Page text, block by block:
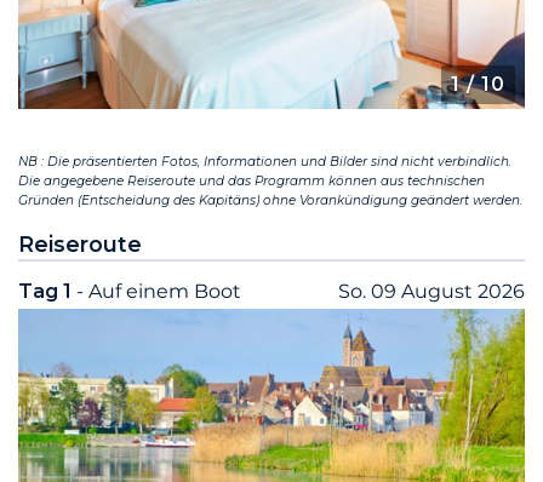
1/ 10
NB : Die präsentierten Fotos, Informationen und Bilder sind nicht verbindlich.
Die angegebene Reiseroute und das Programm können aus technischen
Gründen (Entscheidung des Kapitäns) ohne Vorankündigung geändert werden.
Reiseroute
Tag 1 - Auf einem Boot So. 09 August 2026